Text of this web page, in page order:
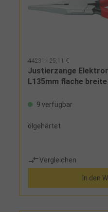
44231 - 25,11 €
Justierzange
L135mm flache
9 verfügbar
ölgehärtet
Vergleichen
In den